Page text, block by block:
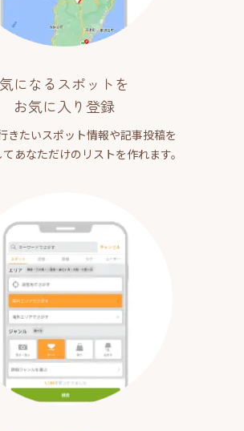
気になるスポットを
お気に入り登録
きたいスポット情報や記事投稿を
あなただけのリストを作れます。